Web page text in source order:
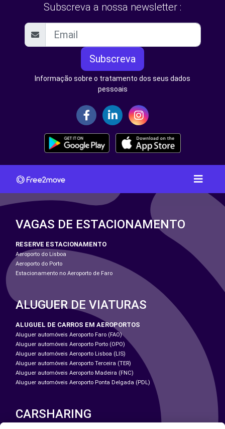
Subscreva a nossa newsletter :
Subscreva
Informação sobre o tratamento dos seus dados
pessoais
VAGAS DE ESTACIONAMENTO
RESERVE ESTACIONAMENTO
Aeroporto do Lisboa
Aeroporto do Porto
Estacionamento no Aeroporto de Faro
ALUGUER DE VIATURAS
ALUGUEL DE CARROS EM AEROPORTOS
Aluguer automóveis Aeroporto Faro (FAO)
Aluguer automóveis Aeroporto Porto (OPO)
Aluguer automóveis Aeroporto Lisboa (LIS)
Aluguer automóveis Aeroporto Terceira (TER)
Aluguer automóveis Aeroporto Madeira (FNC)
Aluguer automóveis Aeroporto Ponta Delgada (PDL)
CARSHARING